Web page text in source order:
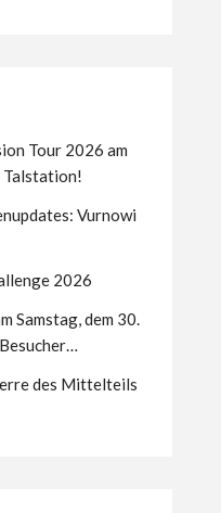
Tour 2026 am
Talstation!
Vurnowi
2026
Samstag, dem 30.
des Mittelteils